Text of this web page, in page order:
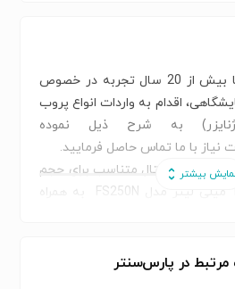
شرکت ژاو تجهیز آزما با بیش از 20 سال تجربه در خصوص
اقدام به واردات انواع پروب
به شرح ذیل نموده
با ما تماس حاصل فرمایید.
دیجیتال متناسب برای حجم
نمونه هایی از 2 تا 100 میلی لیتر مدل FS250N به همراه
در پارس‌سنتر